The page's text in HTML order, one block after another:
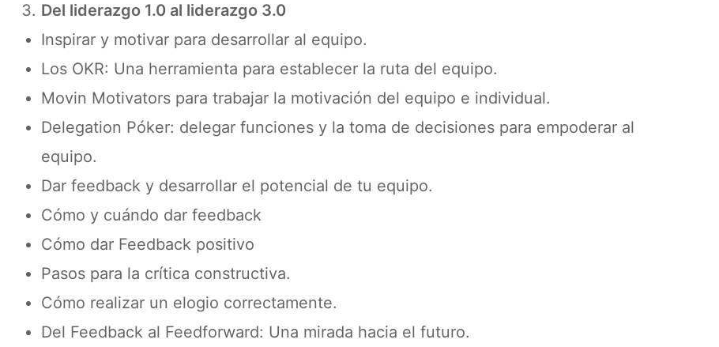
Del liderazgo 1.0 al liderazgo 3.0
Inspirar y motivar para desarrollar al equipo.
Los OKR: Una herramienta para establecer la ruta del equipo.
Movin Motivators para trabajar la motivación del equipo e individual.
Delegation Póker: delegar funciones y la toma de decisiones para empoderar al
equipo.
Dar feedback y desarrollar el potencial de tu equipo.
Cómo y cuándo dar feedback
Cómo dar Feedback positivo
Pasos para la crítica constructiva.
Cómo realizar un elogio correctamente.
Del Feedback al Feedforward: Una mirada hacia el futuro.